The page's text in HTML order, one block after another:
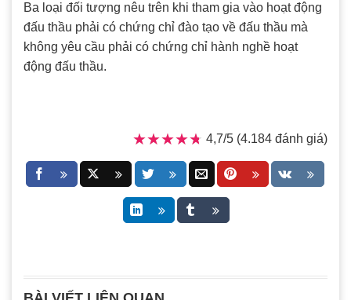
Ba loại đối tượng nêu trên khi tham gia vào hoạt động
đấu thầu phải có chứng chỉ đào tạo về đấu thầu mà
không yêu cầu phải có chứng chỉ hành nghề hoạt
động đấu thầu.
★★★★★
★★★★★ 4,7/5 (4.184 đánh giá)